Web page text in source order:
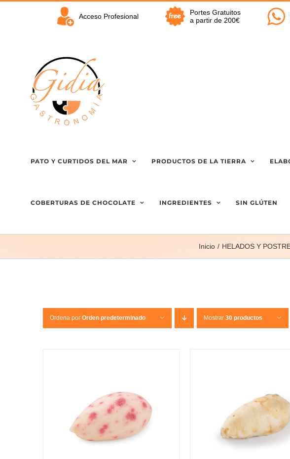
Saltar
Acceso Profesional
Portes Gratuitos
a partir de 200€
PATO Y CURTIDOS DEL MAR PRODUCTOS DE LA TIERRA
COBERTURAS DE CHOCOLATE INGREDIENTES SIN GLÚTEN
Inicio HELADOS Y
Ordena por Orden predeterminado Mostrar 30 productos